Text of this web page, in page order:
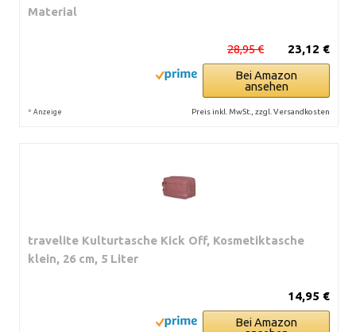
Material
23,12 €
28,95 €
Bei Amazon
ansehen
* Anzeige Preis inkl. MwSt., zzgl. Versandkosten
travelite Kulturtasche Kick Off, Kosmetiktasche
klein, 26 cm, 5 Liter
14,95 €
Bei Amazon